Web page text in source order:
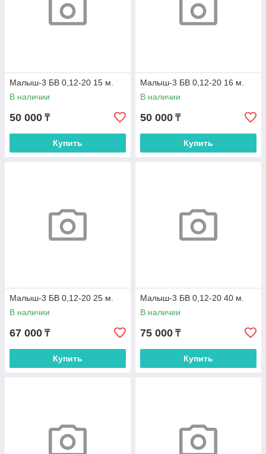
Малыш-3 БВ 0,12-20 15 м.
В наличии
50 000 ₸
Купить
Малыш-3 БВ 0,12-20 16 м.
В наличии
50 000 ₸
Купить
Малыш-3 БВ 0,12-20 25 м.
В наличии
67 000 ₸
Купить
Малыш-3 БВ 0,12-20 40 м.
В наличии
75 000 ₸
Купить